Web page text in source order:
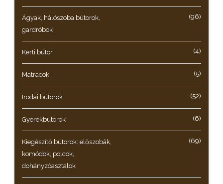
Ágyak, hálószoba bútorok,
gardróbok
(96)
Kerti bútor (4)
Matracok (5)
Irodai bútorok (52)
Gyerekbútorok (6)
Kiegészítő bútorok: előszobák,
komódok, polcok,
dohányzóasztalok
(69)